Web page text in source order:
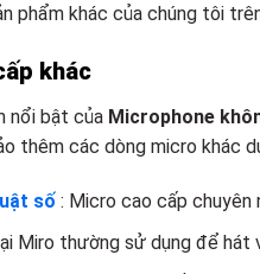
phẩm khác của chúng tôi
khác
nổi bật của Microphone
thêm các dòng micro khác
số : Micro cao cấp
Miro thường sử dụng để hát